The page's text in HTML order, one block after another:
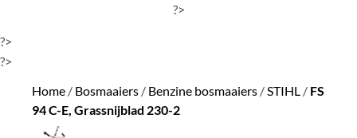
?>
?>
?>
Home / Bosmaaiers / Benzine bosmaaiers /STIHL / FS
94 C-E, Grassnijblad 230-2